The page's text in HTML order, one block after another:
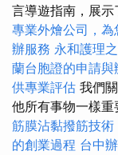
言導遊指南，展示
專業外燴公司，
辦服務 永和護理
蘭台胞證的申請與
供專業評估 我們
他所有事物一樣重
筋膜沾黏撥筋技術
的創業過程 台中